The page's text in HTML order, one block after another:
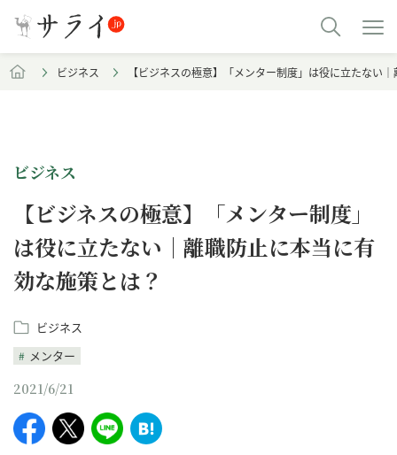
ビジネス 【ビジネスの極意】「メンター制度」は役に立たない
ビジネス
【ビジネスの極意】「メンター制度」
は役に立たない｜離職防止に本当に有
効な施策とは？
ビジネス
メンター
2021/6/21